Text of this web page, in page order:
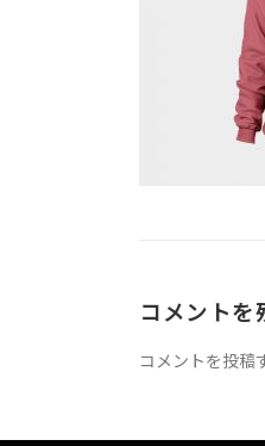
コメントを
コメントを投稿